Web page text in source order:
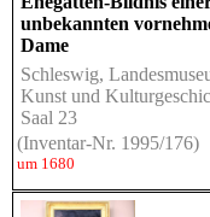
unbekannten
Dame
Schleswig,
Kunst und
Saal 23
(Inventar-Nr. 1995/176)
um 1680